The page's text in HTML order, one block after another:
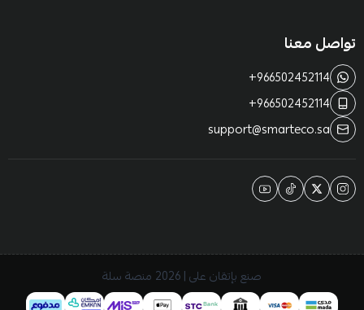
تواصل معنا
+966502452114
+966502452114
support@smarteco.sa
صنع بإتقان على | 2026 منصة سلة